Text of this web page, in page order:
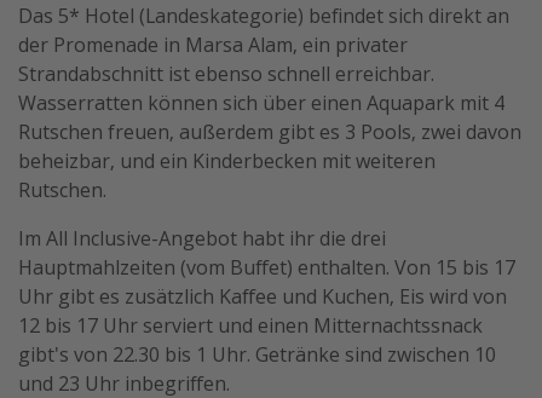
Das 5* Hotel (Landeskategorie) befindet sich direkt an
der Promenade in Marsa Alam, ein privater
Strandabschnitt ist ebenso schnell erreichbar.
Wasserratten können sich über einen Aquapark mit 4
Rutschen freuen, außerdem gibt es 3 Pools, zwei davon
beheizbar, und ein Kinderbecken mit weiteren
Rutschen.
Im All Inclusive-Angebot habt ihr die drei
Hauptmahlzeiten (vom Buffet) enthalten. Von 15 bis 17
Uhr gibt es zusätzlich Kaffee und Kuchen, Eis wird von
12 bis 17 Uhr serviert und einen Mitternachtssnack
gibt's von 22.30 bis 1 Uhr. Getränke sind zwischen 10
und 23 Uhr inbegriffen.